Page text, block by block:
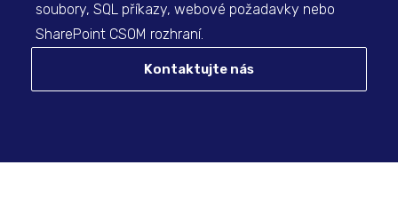
soubory, SQL příkazy, webové požadavky nebo
SharePoint CSOM rozhraní.
Kontaktujte nás